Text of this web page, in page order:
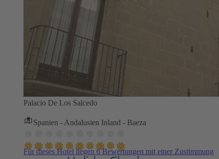
Palacio De Los Salcedo
Spanien - Andalusien Inland - Baeza
Für dieses Hotel liegen 6 Bewertungen mit einer Zustimmung